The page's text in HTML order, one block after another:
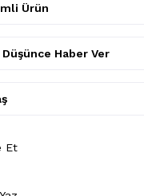
Ürün
Haber Ver
Et